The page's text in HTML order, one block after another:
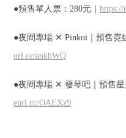
●預售單人票：280元｜https://
●夜間專場 ✕ Pinkoi ｜預售
url.cc/ankbWQ​
●夜間專場 ✕ 發琴吧｜預售
eurl.cc/OAEXz9​